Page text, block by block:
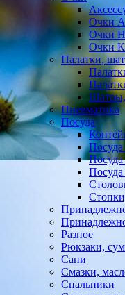
Очки
Очки
Очки
Палатки,
Пневматика
Посуда
Посуда
Разное
Рюкзаки,
Сани
Смазки,
Спальники